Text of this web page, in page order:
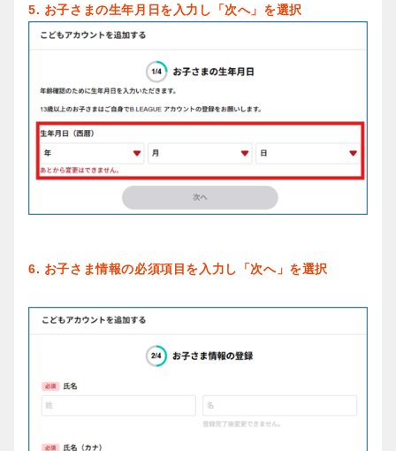
5. お子さまの生年月日を入力し「次へ」を選択
6. お子さま情報の必須項目を入力し「次へ」を選択